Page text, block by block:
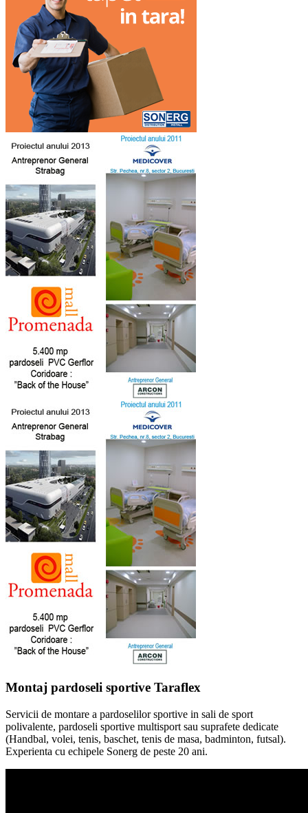
Montaj pardoseli sportive Taraflex
Servicii de montare a pardoselilor sportive in sali de sport
polivalente, pardoseli sportive multisport sau suprafete dedicate
(Handbal, volei, tenis, baschet, tenis de masa, badminton, futsal).
Experienta cu echipele Sonerg de peste 20 ani.